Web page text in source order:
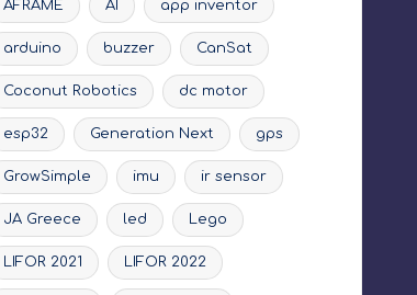
AFRAME AI app inventor
arduino buzzer CanSat
Coconut Robotics dc motor
esp32 Generation Next gps
GrowSimple imu ir sensor
JA Greece led Lego
LIFOR 2021 LIFOR 2022